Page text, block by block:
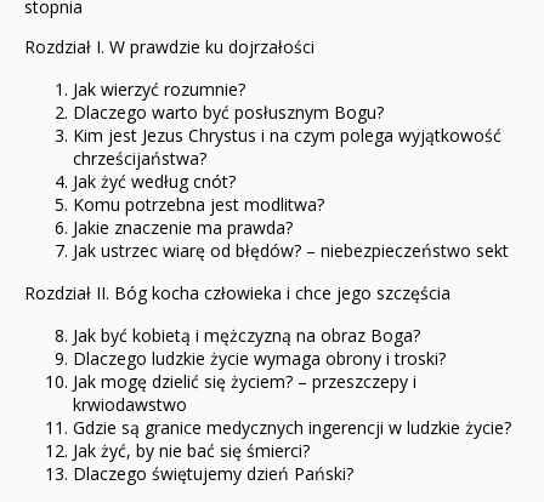
stopnia
Rozdział I. W prawdzie ku dojrzałości
Jak wierzyć rozumnie?
Dlaczego warto być posłusznym Bogu?
Kim jest Jezus Chrystus i na czym polega wyjątkowość
chrześcijaństwa?
Jak żyć według cnót?
Komu potrzebna jest modlitwa?
Jakie znaczenie ma prawda?
Jak ustrzec wiarę od błędów? – niebezpieczeństwo sekt
Rozdział II. Bóg kocha człowieka i chce jego szczęścia
Jak być kobietą i mężczyzną na obraz Boga?
Dlaczego ludzkie życie wymaga obrony i troski?
Jak mogę dzielić się życiem? – przeszczepy i
krwiodawstwo
Gdzie są granice medycznych ingerencji w ludzkie życie?
Jak żyć, by nie bać się śmierci?
Dlaczego świętujemy dzień Pański?